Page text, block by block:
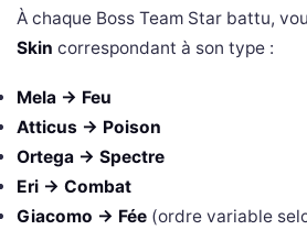
À chaque Boss Team Star battu,
Skin correspondant à son type :
Mela → Feu
Atticus → Poison
Ortega → Spectre
Eri → Combat
Giacomo → Fée (ordre variable